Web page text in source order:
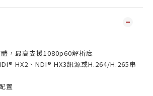
，最高支援1080p60解析度
HX2、NDI® HX3訊源或H.264/H.265串
置